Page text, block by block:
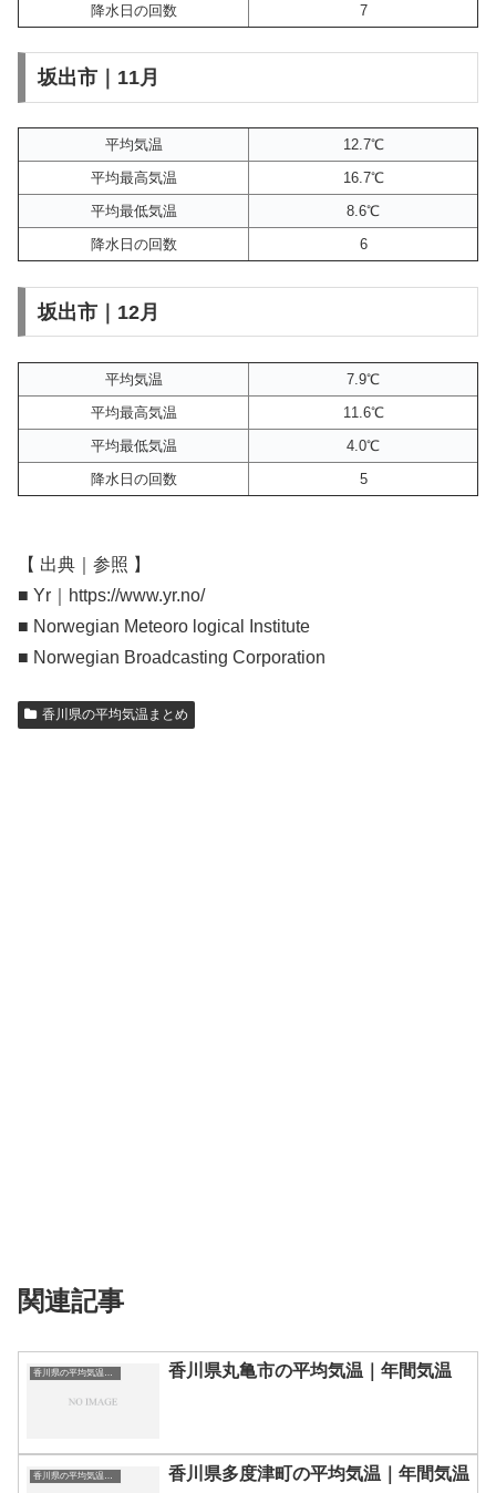
降水日の回数
7
坂出市｜11月
平均気温
12.7℃
平均最高気温
16.7℃
平均最低気温
8.6℃
降水日の回数
6
坂出市｜12月
平均気温
7.9℃
平均最高気温
11.6℃
平均最低気温
4.0℃
降水日の回数
5
【 出典｜参照 】
■ Yr｜https://www.yr.no/
■ Norwegian Meteoro logical Institute
■ Norwegian Broadcasting Corporation
香川県の平均気温まとめ
関連記事
香川県の平均気温まとめ 香川県丸亀市の平均気温｜年間気温
香川県の平均気温まとめ 香川県多度津町の平均気温｜年間気温